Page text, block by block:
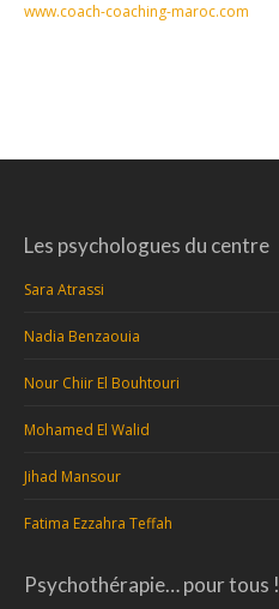
www.coach-coaching-maroc.com
Les psychologues du centre
Sara Atrassi
Nadia Benzaouia
Nour Chiir El Bouhtouri
Mohamed El Walid
Jihad Mansour
Fatima Ezzahra Teffah
Psychothérapie… pour tous !